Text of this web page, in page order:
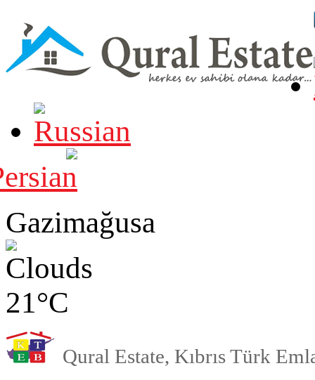
Gazimağusa
21°C
Qural Estate, Kıbrıs Türk